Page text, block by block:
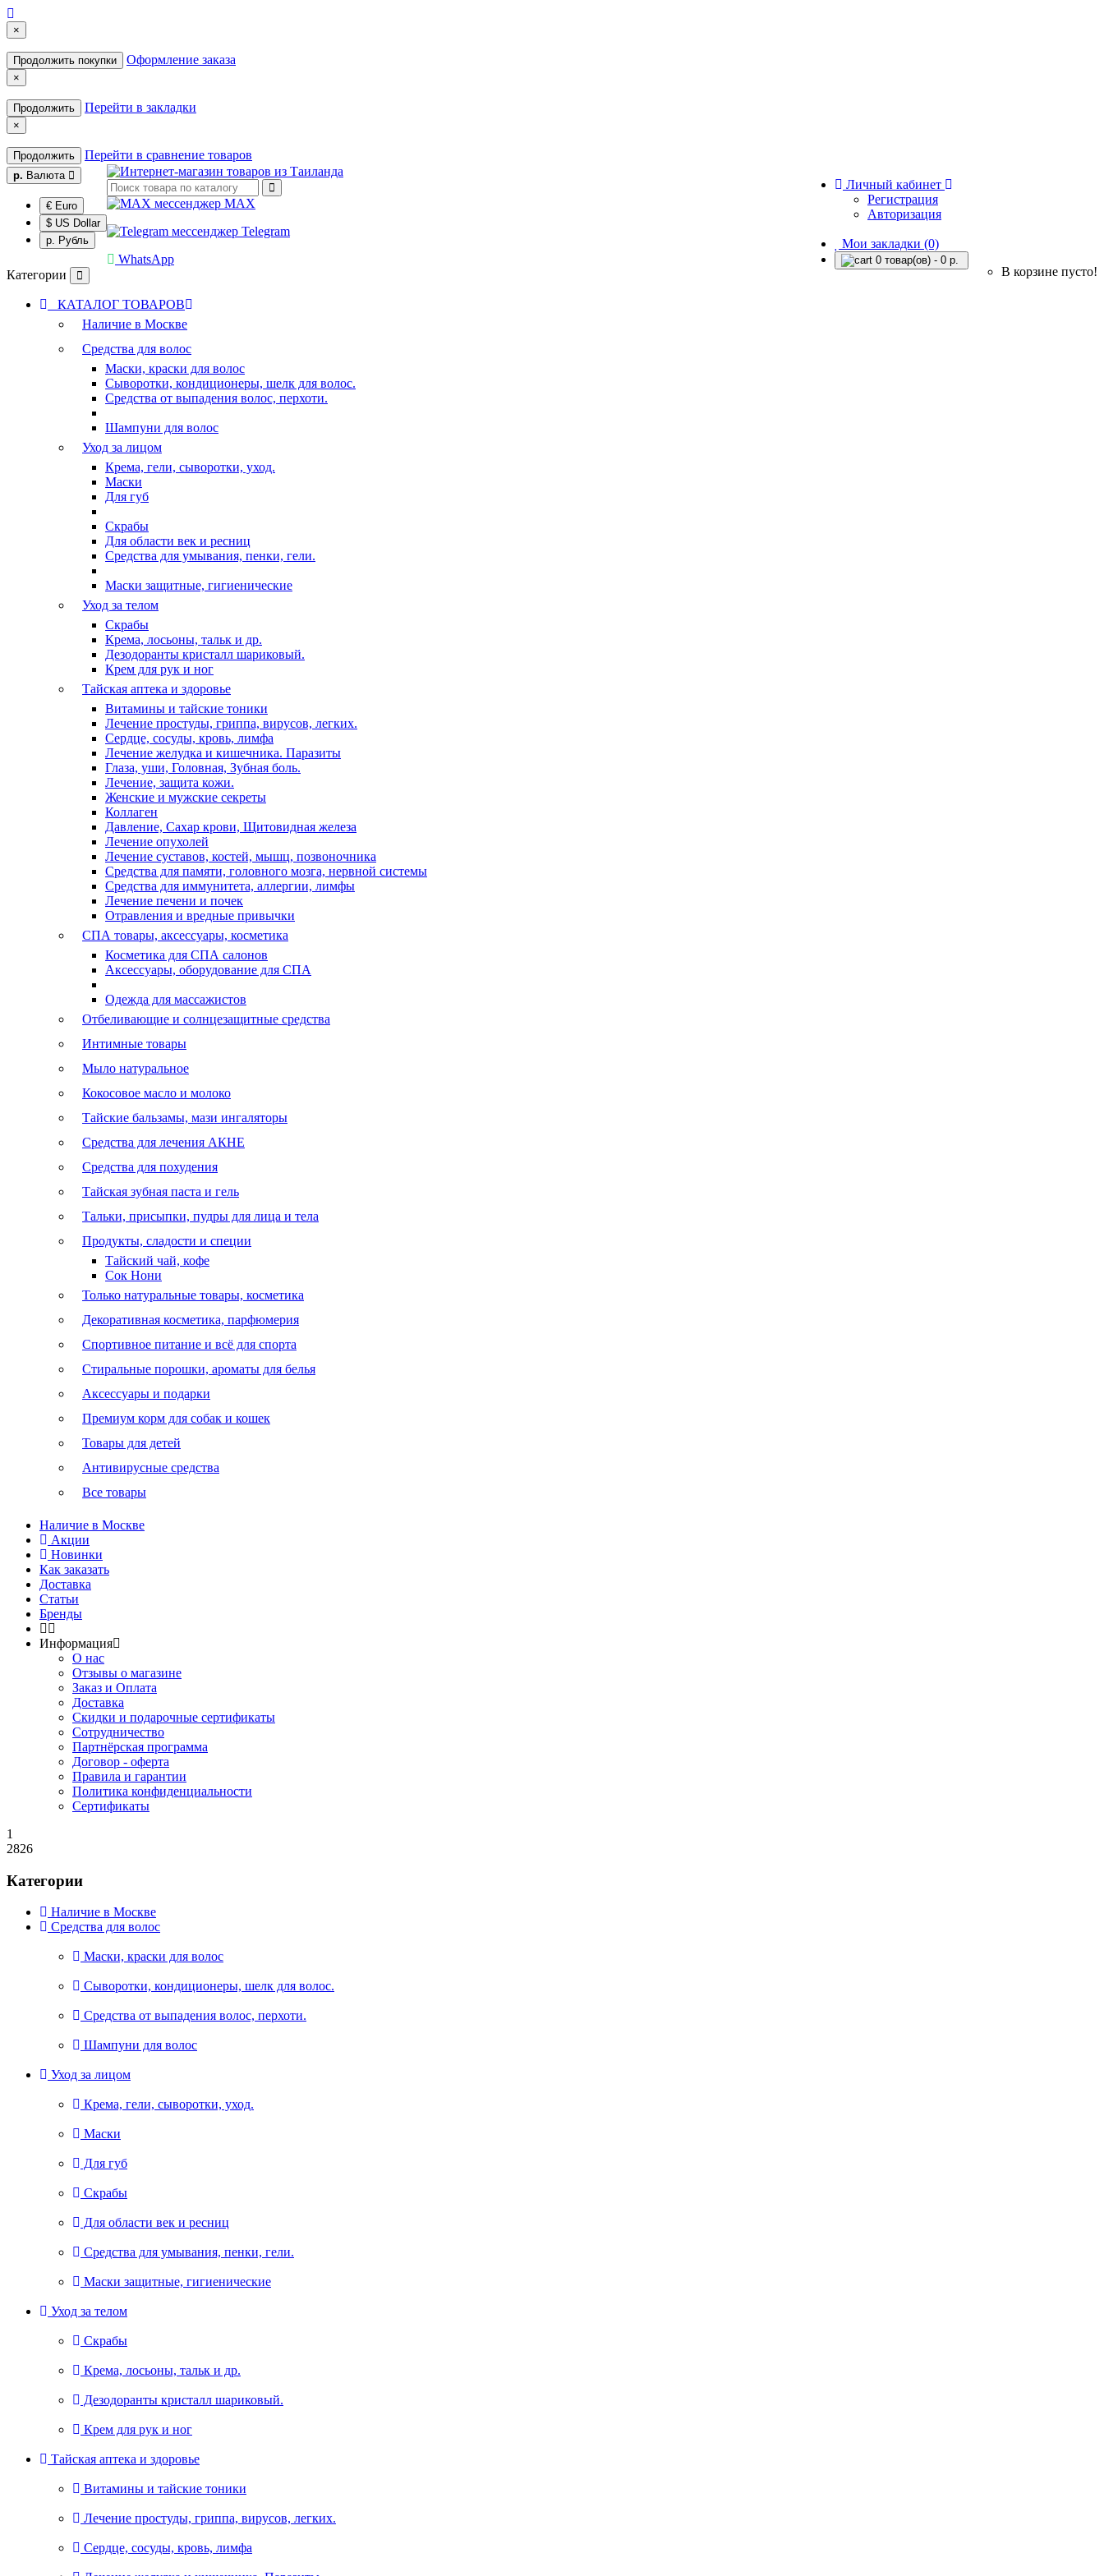
×
Продолжить покупки Оформление заказа
×
Продолжить Перейти в закладки
×
Продолжить Перейти в сравнение товаров
р. Валюта
€ Euro
$ US Dollar
р. Рубль
Личный кабинет
Регистрация
Авторизация
Мои закладки (0)
0 товар(ов) - 0 р.
В корзине пусто!
MAX
Telegram
WhatsApp
Категории
КАТАЛОГ ТОВАРОВ
Наличие в Москве
Средства для волос
Маски, краски для волос
Сыворотки, кондиционеры, шелк для волос.
Средства от выпадения волос, перхоти.
Шампуни для волос
Уход за лицом
Крема, гели, сыворотки, уход.
Маски
Для губ
Скрабы
Для области век и ресниц
Средства для умывания, пенки, гели.
Маски защитные, гигиенические
Уход за телом
Скрабы
Крема, лосьоны, тальк и др.
Дезодоранты кристалл шариковый.
Крем для рук и ног
Тайская аптека и здоровье
Витамины и тайские тоники
Лечение простуды, гриппа, вирусов, легких.
Сердце, сосуды, кровь, лимфа
Лечение желудка и кишечника. Паразиты
Глаза, уши, Головная, Зубная боль.
Лечение, защита кожи.
Женские и мужские секреты
Коллаген
Давление, Сахар крови, Щитовидная железа
Лечение опухолей
Лечение суставов, костей, мышц, позвоночника
Средства для памяти, головного мозга, нервной системы
Средства для иммунитета, аллергии, лимфы
Лечение печени и почек
Отравления и вредные привычки
СПА товары, аксессуары, косметика
Косметика для СПА салонов
Аксессуары, оборудование для СПА
Одежда для массажистов
Отбеливающие и солнцезащитные средства
Интимные товары
Мыло натуральное
Кокосовое масло и молоко
Тайские бальзамы, мази ингаляторы
Средства для лечения АКНЕ
Средства для похудения
Тайская зубная паста и гель
Тальки, присыпки, пудры для лица и тела
Продукты, сладости и специи
Тайский чай, кофе
Сок Нони
Только натуральные товары, косметика
Декоративная косметика, парфюмерия
Спортивное питание и всё для спорта
Стиральные порошки, ароматы для белья
Аксессуары и подарки
Премиум корм для собак и кошек
Товары для детей
Антивирусные средства
Все товары
Наличие в Москве
Акции
Новинки
Как заказать
Доставка
Статьи
Бренды
Информация
О нас
Отзывы о магазине
Заказ и Оплата
Доставка
Скидки и подарочные сертификаты
Сотрудничество
Партнёрская программа
Договор - оферта
Правила и гарантии
Политика конфиденциальности
Сертификаты
1
2826
Категории
Наличие в Москве
Средства для волос
Маски, краски для волос
Сыворотки, кондиционеры, шелк для волос.
Средства от выпадения волос, перхоти.
Шампуни для волос
Уход за лицом
Крема, гели, сыворотки, уход.
Маски
Для губ
Скрабы
Для области век и ресниц
Средства для умывания, пенки, гели.
Маски защитные, гигиенические
Уход за телом
Скрабы
Крема, лосьоны, тальк и др.
Дезодоранты кристалл шариковый.
Крем для рук и ног
Тайская аптека и здоровье
Витамины и тайские тоники
Лечение простуды, гриппа, вирусов, легких.
Сердце, сосуды, кровь, лимфа